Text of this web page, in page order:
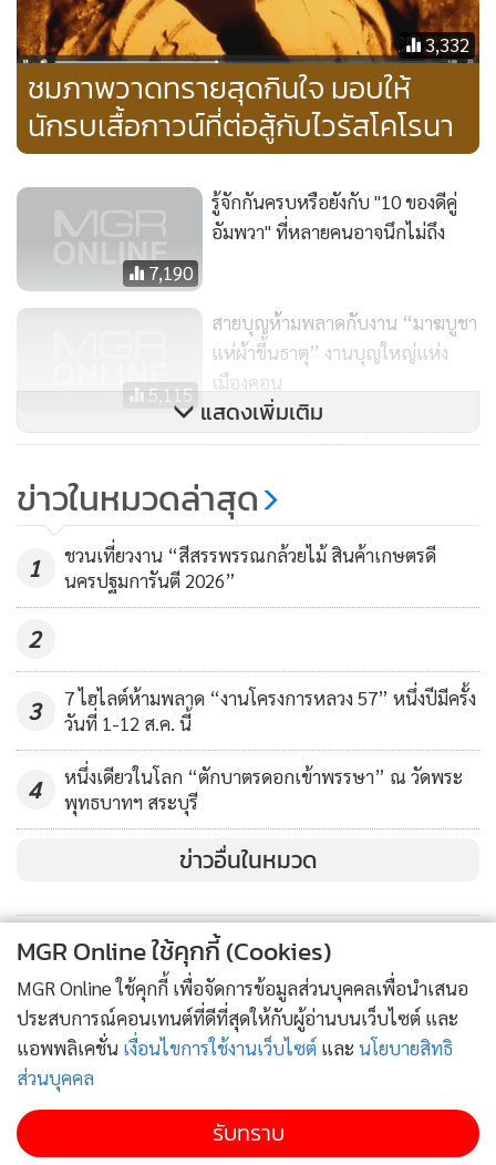
สำหรับดอกเสี้ยวป่า เป็นดอกไม้พื้นเมือง ลักษณะดอกจะมีสีขาว
มี 5 กลีบ มีแต้มสีชมพูที่กลีบใหญ่ ขึ้นบนภูเขาที่มีระดับความสูง
อ.เมืองปาน จ.ลำปาง ซึ่งในทุกปีจะมีเทศกาลดอกเสี้ยวบานให้ไป
ชมความงดงามของดอกไม้สวยๆ ในบรรยากาศดีๆ
สอบถามรายละเอียดเพิ่มเติมได้ที่ผู้ใหญ่บ้านชาญชัย
สามารถส่งข้อมูลข่าวสารด้านการท่องเที่ยว-อาหารมาได้ที่ กอง
บก.ข่าวท่องเที่ยว แฟกซ์ 0-2629-4467 อีเมล์
travel_astvmgr@hotmail.com หรือติดตามเพิ่มเติมได้ที่
Facebook :Travel @ Manager
3,332
ชมภาพวาดทรายสุดกินใจ มอบให้
นักรบเสื้อกาวน์ที่ต่อสู้กับไวรัสโคโรนา
7,190
รู้จักกันครบหรือยังกับ "10 ของดีคู่
อัมพวา" ที่หลายคนอาจนึกไม่ถึง
5,115
สายบุญห้ามพลาดกับงาน “มาฆบูชา
แห่ผ้าขึ้นธาตุ” งานบุญใหญ่แห่ง
เมืองคอน
2,027
ททท.กาญจน์โพสต์เตือนภัยนักท่อง
ถูกหลอก
แสดงเพิ่มเติม
ข่าวในหมวดล่าสุด
1
ชวนเที่ยวงาน “สีสรรพรรณกล้วยไม้ สินค้าเกษตรดี
นครปฐมการันตี 2026”
2
3
7 ไฮไลต์ห้ามพลาด “งานโครงการหลวง 57” หนึ่งปีมีครั้ง
วันที่ 1-12 ส.ค. นี้
4
หนึ่งเดียวในโลก “ตักบาตรดอกเข้าพรรษา” ณ วัดพระ
พุทธบาทฯ สระบุรี
ข่าวอื่นในหมวด
MGR Online ใช้คุกกี้ (Cookies)
MGR Online ใช้คุกกี้ เพื่อจัดการข้อมูลส่วนบุคคลเพื่อนำเสนอ
ประสบการณ์คอนเทนต์ที่ดีที่สุดให้กับผู้อ่านบนเว็บไซต์ และ
แอพพลิเคชั่น เงื่อนไขการใช้งานเว็บไซต์ และ นโยบายสิทธิ
ส่วนบุคคล
รับทราบ